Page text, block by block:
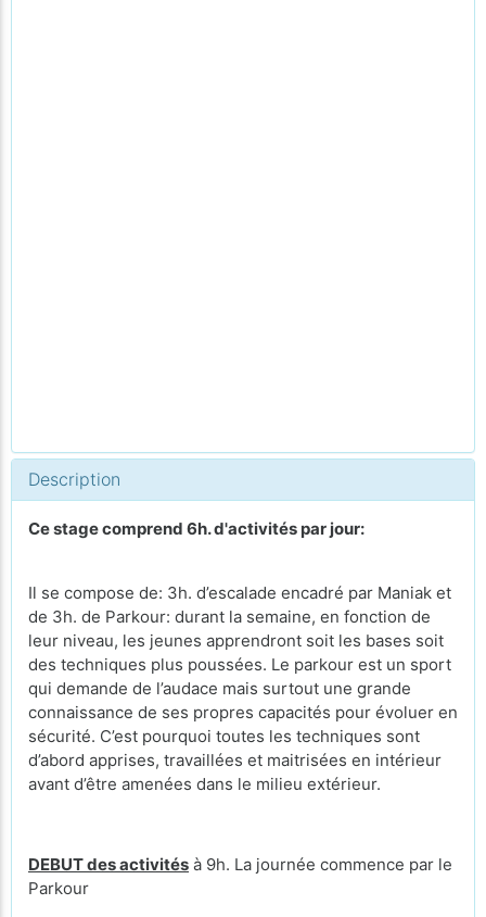
Description
Ce stage comprend 6h. d'activités par jour:
Il se compose de: 3h. d’escalade encadré par Maniak et
de 3h. de Parkour: durant la semaine, en fonction de
leur niveau, les jeunes apprendront soit les bases soit
des techniques plus poussées. Le parkour est un sport
qui demande de l’audace mais surtout une grande
connaissance de ses propres capacités pour évoluer en
sécurité. C’est pourquoi toutes les techniques sont
d’abord apprises, travaillées et maitrisées en intérieur
avant d’être amenées dans le milieu extérieur.
DEBUT des activités à 9h. La journée commence par le
Parkour